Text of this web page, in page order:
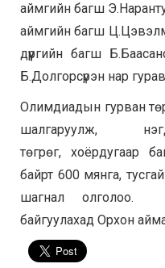
аймгийн багш
аймгийн багш
дүүргийн багш
Б.Долгорсүрэн нар
Олимдиадын гурван
шалгаруулж,
төгрөг, хоёрдугаар
байрт 600 мянга,
шагнал олголоо.
байгуулахад Орхон